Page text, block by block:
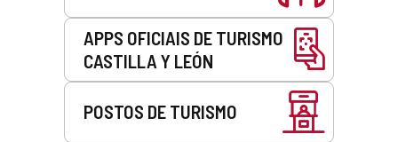
APPS OFICIAIS DE TURISMO
CASTILLA Y LEÓN
POSTOS DE TURISMO